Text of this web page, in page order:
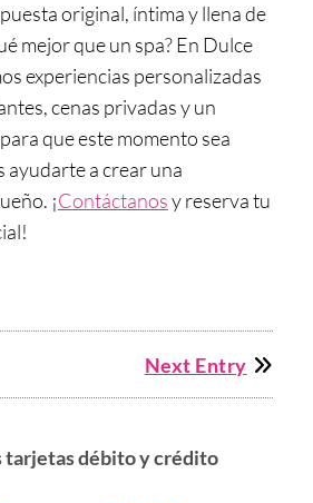
original, íntima y llena de
mejor que un spa? En Dulce
experiencias personalizadas
cenas privadas y un
que este momento sea
ayudarte a crear una
¡Contáctanosy reserva tu
Next Entry
tarjetas débito y crédito